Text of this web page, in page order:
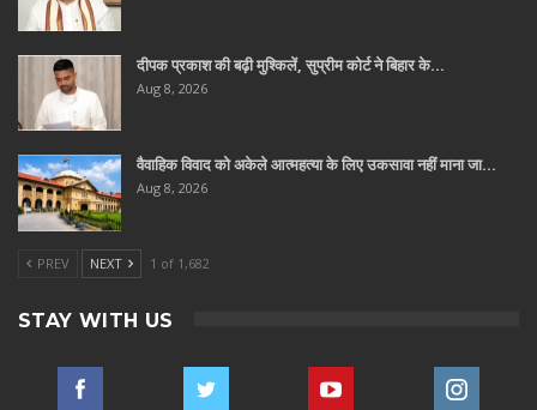
दीपक प्रकाश की बढ़ी मुश्किलें, सुप्रीम कोर्ट ने बिहार के…
Aug 8, 2026
वैवाहिक विवाद को अकेले आत्महत्या के लिए उकसावा नहीं माना जा…
Aug 8, 2026
PREV NEXT 1 of 1,682
STAY WITH US